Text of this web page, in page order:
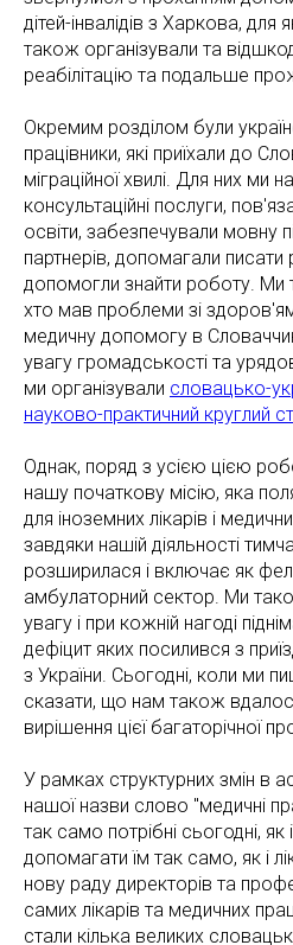
дітей-інвалідів з Харкова, для
також організували та
реабілітацію та подальше
Окремим розділом були
працівники, які приїхали до
міграційної хвилі. Для них ми
консультаційні послуги,
освіти, забезпечували мовну
партнерів, допомагали
допомогли знайти роботу.
хто мав проблеми зі
медичну допомогу в
увагу громадськості та
ми організували словацько-
науково-практичний круглий
Однак, поряд з усією цією
нашу початкову місію, яка
для іноземних лікарів і
завдяки нашій діяльності
розширилася і включає як
амбулаторний сектор. Ми
увагу і при кожній нагоді
дефіцит яких посилився з
з України. Сьогодні, коли ми
сказати, що нам також
вирішення цієї багаторічної
У рамках структурних змін в
нашої назви слово "медичні
так само потрібні сьогодні, як
допомагати їм так само, як і
нову раду директорів та
самих лікарів та медичних
стали кілька великих